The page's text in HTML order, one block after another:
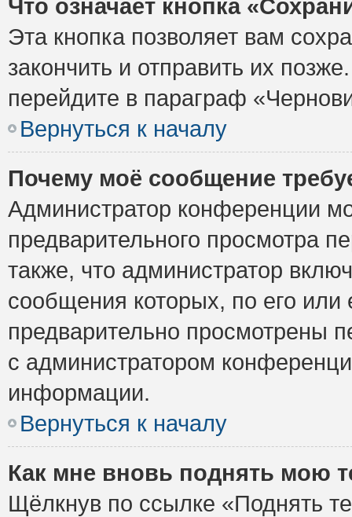
Что означает кнопка
Эта кнопка позволяет вам
закончить и отправить их
перейдите в параграф
Вернуться к началу
Почему моё сообщение
Администратор конференции
предварительного просмотра
также, что администратор
сообщения которых, по его
предварительно просмотрены
с администратором
информации.
Вернуться к началу
Как мне вновь поднять мою
Щёлкнув по ссылке «Поднять